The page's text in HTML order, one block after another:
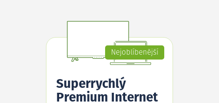
Nejoblíbenější
Superrychlý
Premium Internet